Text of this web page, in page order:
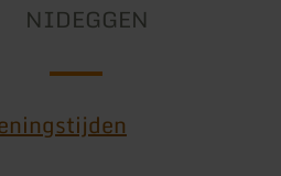
NIDEGGEN